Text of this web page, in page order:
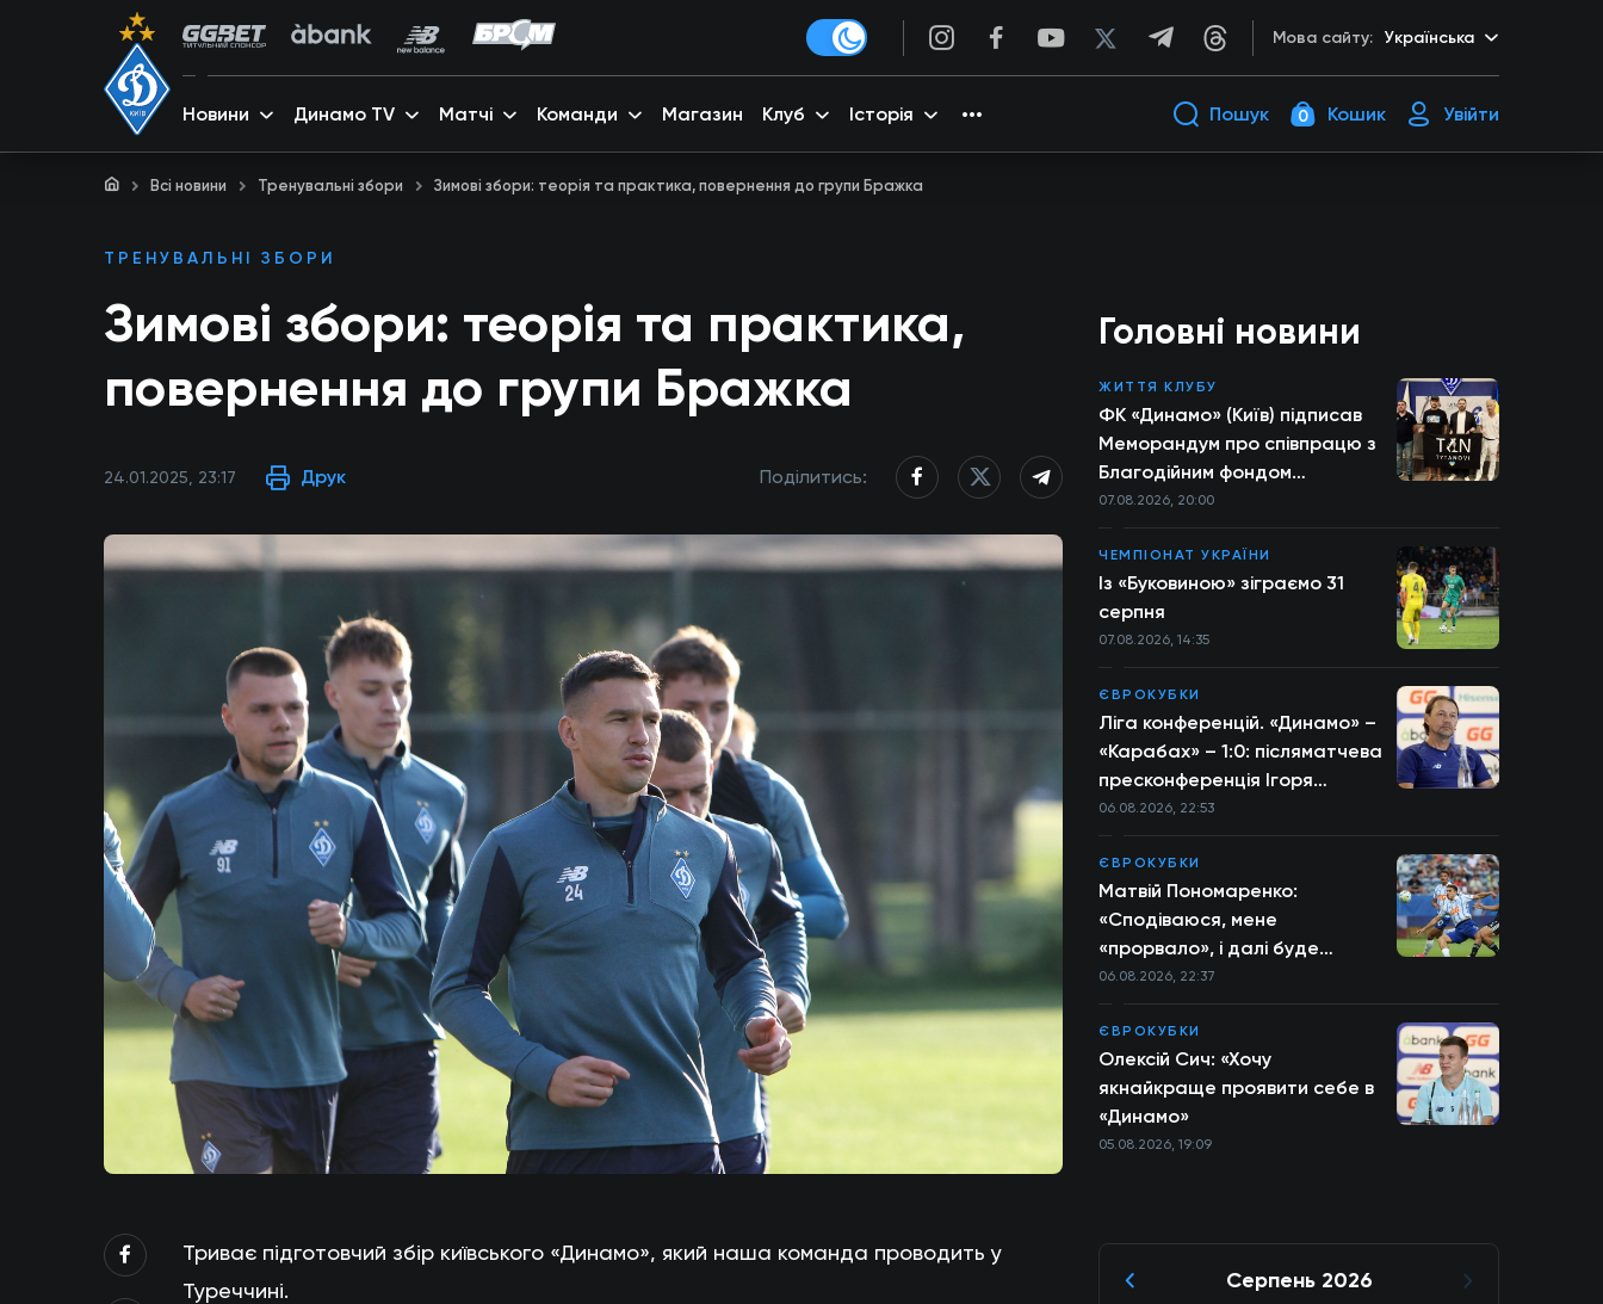
Мова сайту: Українська
Новини Динамо TV Матчі Команди Магазин Клуб Історія Пошук 0 Кошик Увійти
Всі новини Тренувальні збори Зимові збори: теорія та практика, повернення до групи Бражка
ТРЕНУВАЛЬНІ ЗБОРИ
Зимові збори: теорія та практика,
повернення до групи Бражка
24.01.2025, 23:17 Друк Поділитись:
Триває підготовчий збір київського «Динамо», який наша команда проводить у
Туреччині.
Головні новини
ЖИТТЯ КЛУБУ
ФК «Динамо» (Київ) підписав
Меморандум про співпрацю з
Благодійним фондом
TYTANOVI
07.08.2026, 20:00
ЧЕМПІОНАТ УКРАЇНИ
Із «Буковиною» зіграємо 31
серпня
07.08.2026, 14:35
ЄВРОКУБКИ
Ліга конференцій. «Динамо» –
«Карабах» – 1:0: післяматчева
пресконференція Ігоря
Костюка
06.08.2026, 22:53
ЄВРОКУБКИ
Матвій Пономаренко:
«Сподіваюся, мене
«прорвало», і далі буде
більше»
06.08.2026, 22:37
ЄВРОКУБКИ
Олексій Сич: «Хочу
якнайкраще проявити себе в
«Динамо»
05.08.2026, 19:09
Серпень 2026